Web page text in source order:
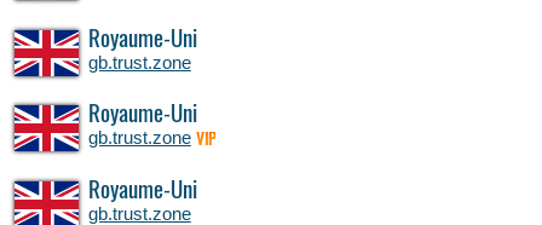
Royaume-Uni
gb.trust.zone
Royaume-Uni
gb.trust.zone VIP
Royaume-Uni
gb.trust.zone